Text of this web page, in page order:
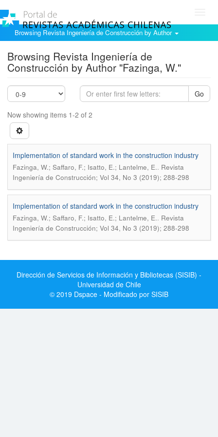
Browsing Revista Ingeniería de Construcción by Author
Browsing Revista Ingeniería de
Construcción by Author "Fazinga, W."
Go
Now showing items 1-2 of 2
Implementation of standard work in the construction industry
Fazinga, W.; Saffaro, F.; Isatto, E.; Lantelme, E.. Revista
Ingeniería de Construcción; Vol 34, No 3 (2019); 288-298
Implementation of standard work in the construction industry
Fazinga, W.; Saffaro, F.; Isatto, E.; Lantelme, E.. Revista
Ingeniería de Construcción; Vol 34, No 3 (2019); 288-298
Dirección de Servicios de Información y Bibliotecas (SISIB) -
Universidad de Chile
© 2019 Dspace - Modificado por SISIB